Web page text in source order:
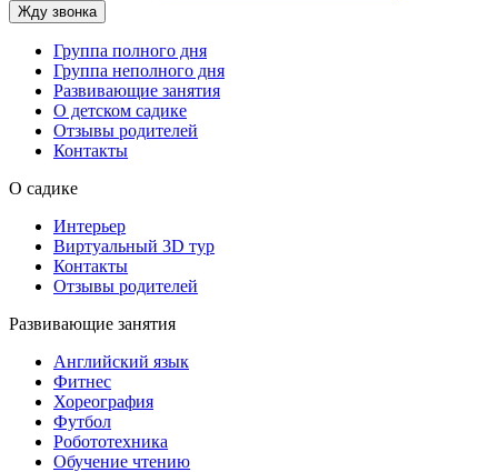
Группа полного дня
Группа неполного дня
Развивающие занятия
О детском садике
Отзывы родителей
Контакты
О садике
Интерьер
Виртуальный 3D тур
Контакты
Отзывы родителей
Развивающие занятия
Английский язык
Фитнес
Хореография
Футбол
Робототехника
Обучение чтению